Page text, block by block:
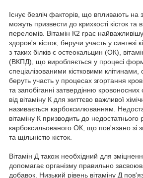
Існує безліч факторів, що впливають на
можуть призвести до крихкості кісток та
переломів. Вітамін К2 грає
здоров'я кісток, беручи участь у синтезі
з таких білків є остеокальцин (ОК),
(ВКПД), що виробляється у процесі
спеціалізованими кістковими
беруть участь у процесах згортання
та запобіганні затвердінню
від вітаміну К для життєво важливої
називається карбоксилюванням.
вітаміну К призводить до недостатнього
карбоксильованого ОК, що пов'язано зі
та щільністю кісток.
Вітамін Д також необхідний для
допомагає організму правильно
добавок. Низький рівень вітаміну Д